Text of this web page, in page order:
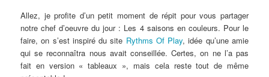
Allez, je profite d’un petit moment de répit pour vous partager
notre chef d’oeuvre du jour : Les 4 saisons en couleurs. Pour le
faire, on s’est inspiré du site Rythms Of Play, idée qu’une amie
qui se reconnaîtra nous avait conseillée. Certes, on ne l’a pas
fait en version « tableaux », mais cela reste tout de même